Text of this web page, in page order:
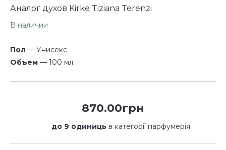
Аналог духов Kirke Tiziana Terenzi
В наличии
Пол
— Унисекс
Объем
— 100 мл
870.00грн
до 9 одиниць в категорії парфумерія